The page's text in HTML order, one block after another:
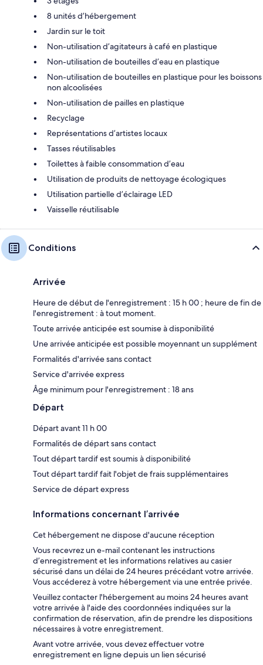
8 unités d’hébergement
Jardin sur le toit
Non-utilisation d’agitateurs à café en plastique
Non-utilisation de bouteilles d’eau en plastique
Non-utilisation de bouteilles en plastique pour les boissons
non alcoolisées
Non-utilisation de pailles en plastique
Recyclage
Représentations d’artistes locaux
Tasses réutilisables
Toilettes à faible consommation d’eau
Utilisation de produits de nettoyage écologiques
Utilisation partielle d’éclairage LED
Vaisselle réutilisable
Conditions
Arrivée
Heure de début de l'enregistrement : 15 h 00 ; heure de fin de
l'enregistrement : à tout moment.
Toute arrivée anticipée est soumise à disponibilité
Une arrivée anticipée est possible moyennant un supplément
Formalités d'arrivée sans contact
Service d'arrivée express
Âge minimum pour l'enregistrement : 18 ans
Départ
Départ avant 11 h 00
Formalités de départ sans contact
Tout départ tardif est soumis à disponibilité
Tout départ tardif fait l'objet de frais supplémentaires
Service de départ express
Informations concernant l’arrivée
Cet hébergement ne dispose d'aucune réception
Vous recevrez un e-mail contenant les instructions
d’enregistrement et les informations relatives au casier
sécurisé dans un délai de 24 heures précédant votre arrivée.
Vous accéderez à votre hébergement via une entrée privée.
Veuillez contacter l'hébergement au moins 24 heures avant
votre arrivée à l'aide des coordonnées indiquées sur la
confirmation de réservation, afin de prendre les dispositions
nécessaires à votre enregistrement.
Avant votre arrivée, vous devez effectuer votre
enregistrement en ligne depuis un lien sécurisé